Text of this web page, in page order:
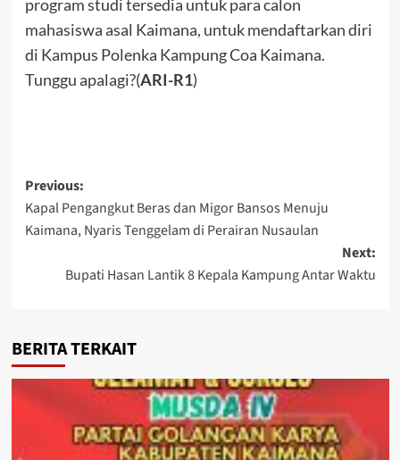
program studi tersedia untuk para calon
mahasiswa asal Kaimana, untuk mendaftarkan diri
di Kampus Polenka Kampung Coa Kaimana.
Tunggu apalagi?(ARI-R1)
Post
navigation
Previous:
Kapal Pengangkut Beras dan Migor Bansos Menuju
Kaimana, Nyaris Tenggelam di Perairan Nusaulan
Next:
Bupati Hasan Lantik 8 Kepala Kampung Antar Waktu
BERITA TERKAIT